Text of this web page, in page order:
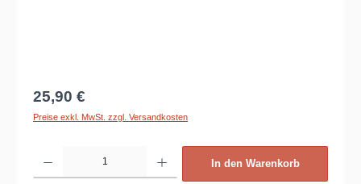
Regulärer Preis:
25,90 €
Preise exkl. MwSt. zzgl. Versandkosten
In den Warenkorb